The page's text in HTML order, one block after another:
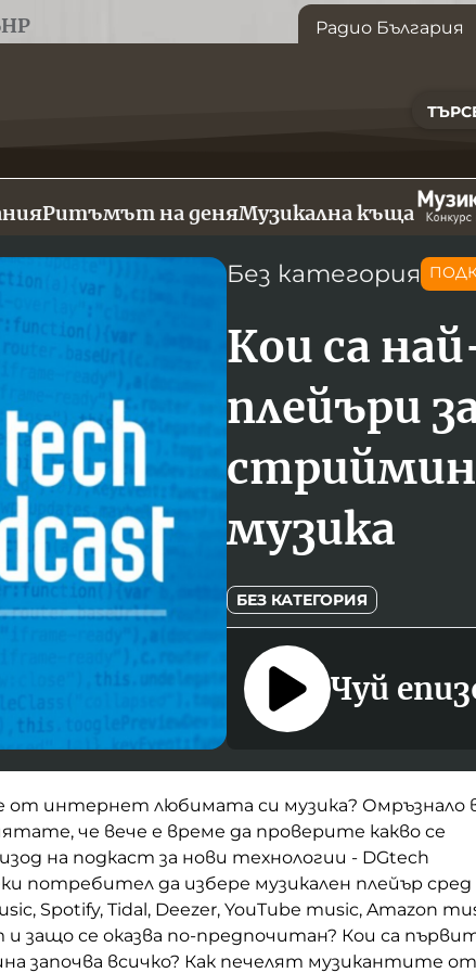
Радио България
Ритъмът на деняМузикална къща
Без категория
Кои са
плейъри
музика
БЕЗ КАТЕГОРИЯ
Чуй
от интернет любимата си музика? Омръзнало
че вече е време да проверите какво се
на подкаст за нови технологии - DGtech
потребител да избере музикален плейър сред
Spotify, Tidal, Deezer, YouTube music, Amazon
защо се оказва по-предпочитан? Кои са
започва всичко? Как печелят музикантите от